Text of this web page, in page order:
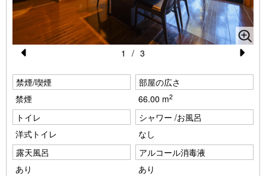
e
vi
o
u
s
e
1 / 3
禁煙/喫煙
禁煙
部屋の広さ
66.00 m2
トイレ
洋式トイレ
シャワー /お風呂
なし
露天風呂
あり
アルコール消毒液
あり